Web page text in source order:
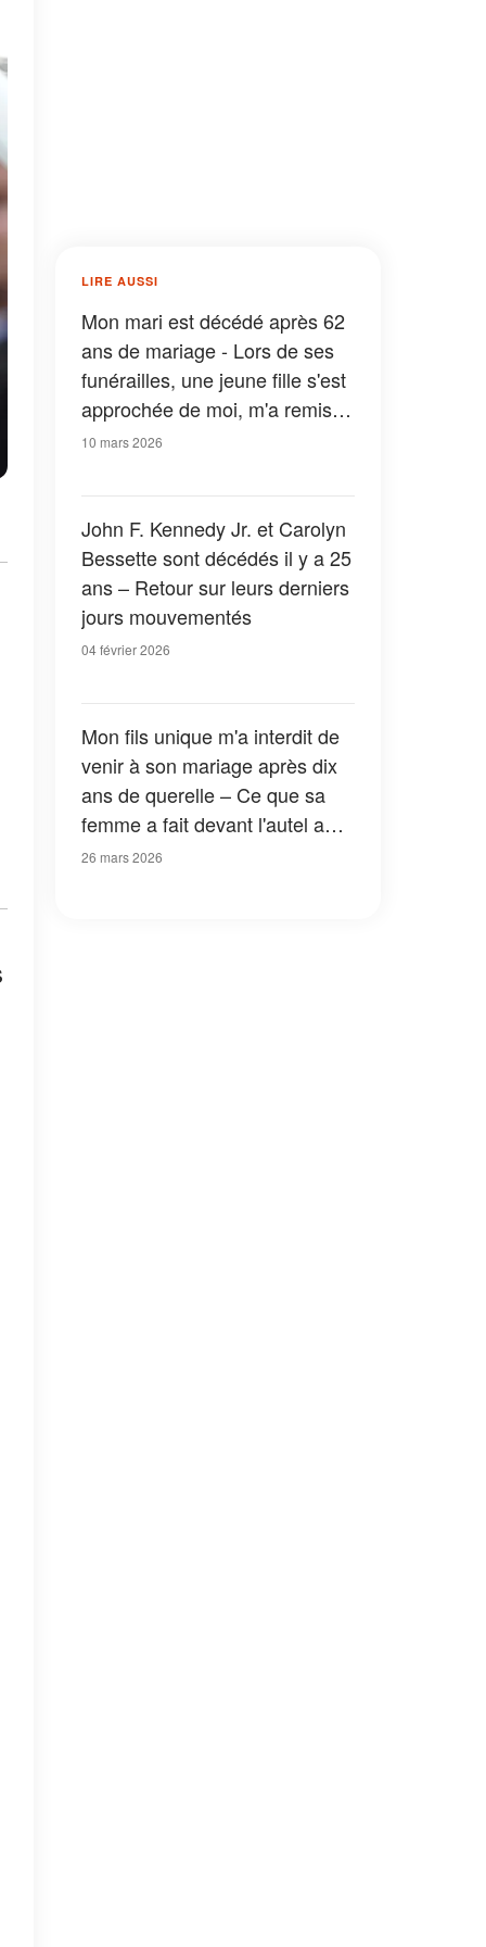
LIRE AUSSI
Mon mari est décédé après 62
ans de mariage - Lors de ses
funérailles, une jeune fille s'est
approchée de moi, m'a remis
une enveloppe et m'a dit : « Il
10 mars 2026
John F. Kennedy Jr. et Carolyn
Bessette sont décédés il y a 25
ans – Retour sur leurs derniers
jours mouvementés
04 février 2026
Mon fils unique m'a interdit de
venir à son mariage après dix
ans de querelle – Ce que sa
femme a fait devant l'autel a
ému tout le monde aux larmes
26 mars 2026